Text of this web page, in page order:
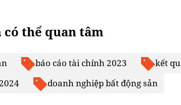
có thể quan tâm
báo cáo tài chính 2023
kết
doanh nghiệp bất động sản